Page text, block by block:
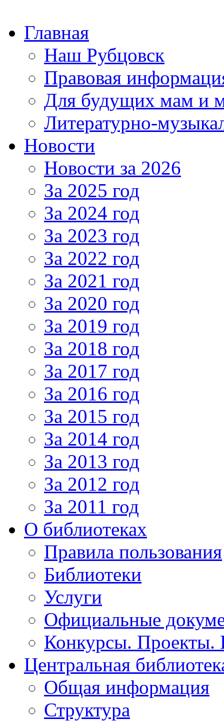
Главная
Наш Рубцовск
Правовая
Для будущих мам и
Литературно-
Новости
Новости за 2026
За 2025 год
За 2024 год
За 2023 год
За 2022 год
За 2021 год
За 2020 год
За 2019 год
За 2018 год
За 2017 год
За 2016 год
За 2015 год
За 2014 год
За 2013 год
За 2012 год
За 2011 год
О библиотеках
Правила пользования
Библиотеки
Услуги
Официальные
Конкурсы.
Центральная
Общая информация
Структура